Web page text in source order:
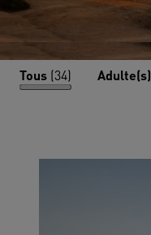
Tous (34) Adulte(s)